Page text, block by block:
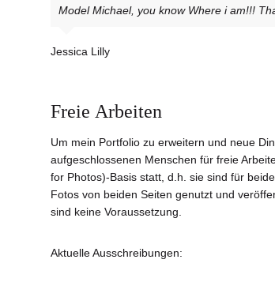
Model Michael, you know Where i am!!!
Jessica Lilly
Freie Arbeiten
Um mein Portfolio zu erweitern und neue
aufgeschlossenen Menschen für freie
for Photos)-Basis statt, d.h. sie sind für
Fotos von beiden Seiten genutzt und
sind keine Voraussetzung.
Aktuelle Ausschreibungen: